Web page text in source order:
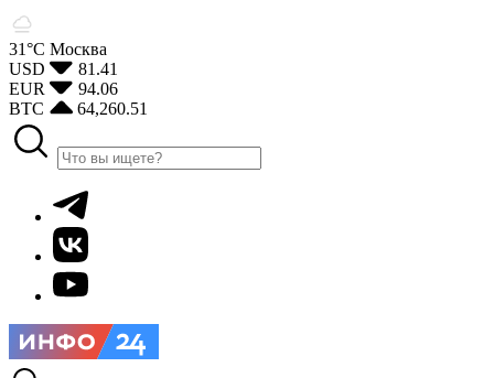
31°С Москва
USD
81.41
EUR
94.06
BTC
64,260.51